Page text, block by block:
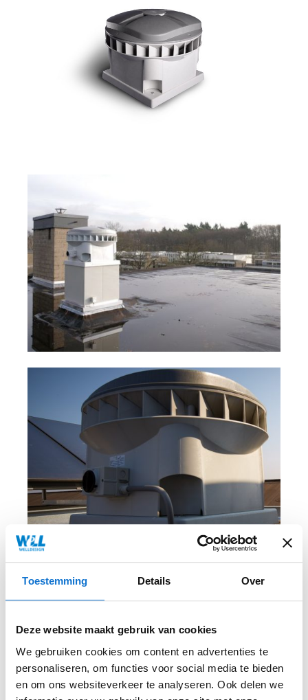
Toestemming Details Over
Deze website maakt gebruik van cookies
We gebruiken cookies om content en advertenties te
personaliseren, om functies voor social media te bieden
en om ons websiteverkeer te analyseren. Ook delen we
Zehnder ComfoAir Q
Recent heeft WeLLDesign de vormtaal en de
vormgeving voor de Zehnder ComfoAir Q